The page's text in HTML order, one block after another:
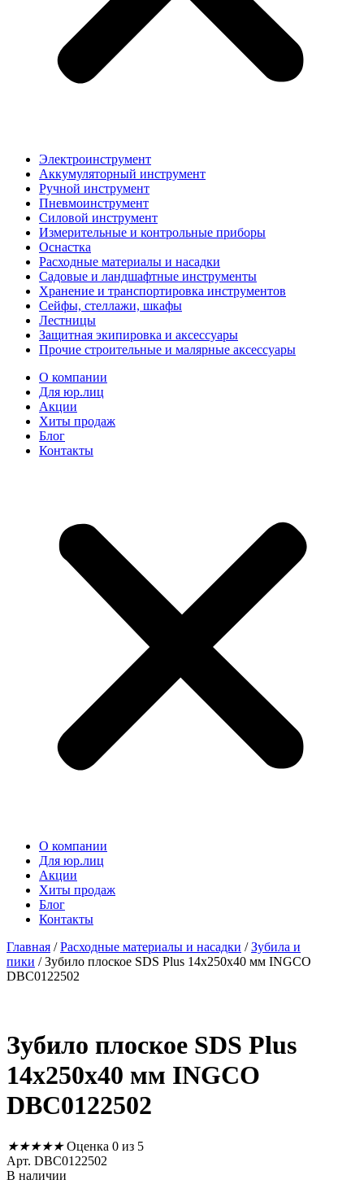
Электроинструмент
Аккумуляторный инструмент
Ручной инструмент
Пневмоинструмент
Силовой инструмент
Измерительные и контрольные приборы
Оснастка
Расходные материалы и насадки
Садовые и ландшафтные инструменты
Хранение и транспортировка инструментов
Сейфы, стеллажи, шкафы
Лестницы
Защитная экипировка и аксессуары
Прочие строительные и малярные аксессуары
О компании
Для юр.лиц
Акции
Хиты продаж
Блог
Контакты
О компании
Для юр.лиц
Акции
Хиты продаж
Блог
Контакты
Главная /Расходные материалы и насадки /Зубила и
пики / Зубило плоское SDS Plus 14x250x40 мм INGCO
DBC0122502
Зубило плоское SDS Plus
14x250x40 мм INGCO
DBC0122502
★★★★★ Оценка 0 из 5
Арт. DBC0122502
В наличии